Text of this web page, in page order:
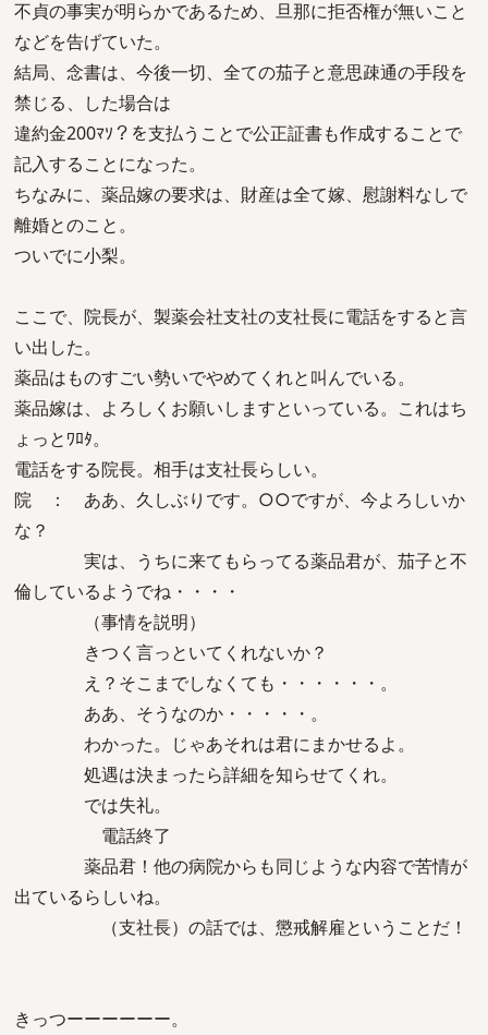
不貞の事実が明らかであるため、旦那に拒否権が無いこと
などを告げていた。
結局、念書は、今後一切、全ての茄子と意思疎通の手段を
禁じる、した場合は
違約金200ﾏｿ？を支払うことで公正証書も作成することで
記入することになった。
ちなみに、薬品嫁の要求は、財産は全て嫁、慰謝料なしで
離婚とのこと。
ついでに小梨。
ここで、院長が、製薬会社支社の支社長に電話をすると言
い出した。
薬品はものすごい勢いでやめてくれと叫んでいる。
薬品嫁は、よろしくお願いしますといっている。これはち
ょっとﾜﾛﾀ。
電話をする院長。相手は支社長らしい。
院 ： ああ、久しぶりです。○○ですが、今よろしいか
な？
実は、うちに来てもらってる薬品君が、茄子と不
倫しているようでね・・・・
（事情を説明）
きつく言っといてくれないか？
え？そこまでしなくても・・・・・・。
ああ、そうなのか・・・・・。
わかった。じゃあそれは君にまかせるよ。
処遇は決まったら詳細を知らせてくれ。
では失礼。
電話終了
薬品君！他の病院からも同じような内容で苦情が
出ているらしいね。
（支社長）の話では、懲戒解雇ということだ！
きっつーーーーーー。